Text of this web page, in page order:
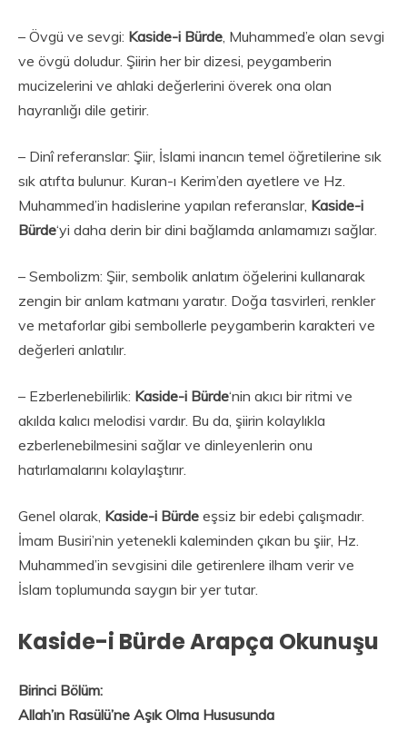
– Övgü ve sevgi: Kaside-i Bürde , Muhammed’e olan sevgi
ve övgü doludur. Şiirin her bir dizesi, peygamberin
mucizelerini ve ahlaki değerlerini överek ona olan
hayranlığı dile getirir.
– Dinî referanslar: Şiir, İslami inancın temel öğretilerine sık
sık atıfta bulunur. Kuran-ı Kerim’den ayetlere ve Hz.
Muhammed’in hadislerine yapılan referanslar, Kaside-i
Bürde‘yi daha derin bir dini bağlamda anlamamızı sağlar.
– Sembolizm: Şiir, sembolik anlatım öğelerini kullanarak
zengin bir anlam katmanı yaratır. Doğa tasvirleri, renkler
ve metaforlar gibi sembollerle peygamberin karakteri ve
değerleri anlatılır.
– Ezberlenebilirlik: Kaside-i Bürde‘nin akıcı bir ritmi ve
akılda kalıcı melodisi vardır. Bu da, şiirin kolaylıkla
ezberlenebilmesini sağlar ve dinleyenlerin onu
hatırlamalarını kolaylaştırır.
Genel olarak, Kaside-i Bürde eşsiz bir edebi çalışmadır.
İmam Busiri’nin yetenekli kaleminden çıkan bu şiir, Hz.
Muhammed’in sevgisini dile getirenlere ilham verir ve
İslam toplumunda saygın bir yer tutar.
Kaside-i Bürde Arapça Okunuşu
Birinci Bölüm:
Allah’ın Rasülü’ne Aşık Olma Hususunda